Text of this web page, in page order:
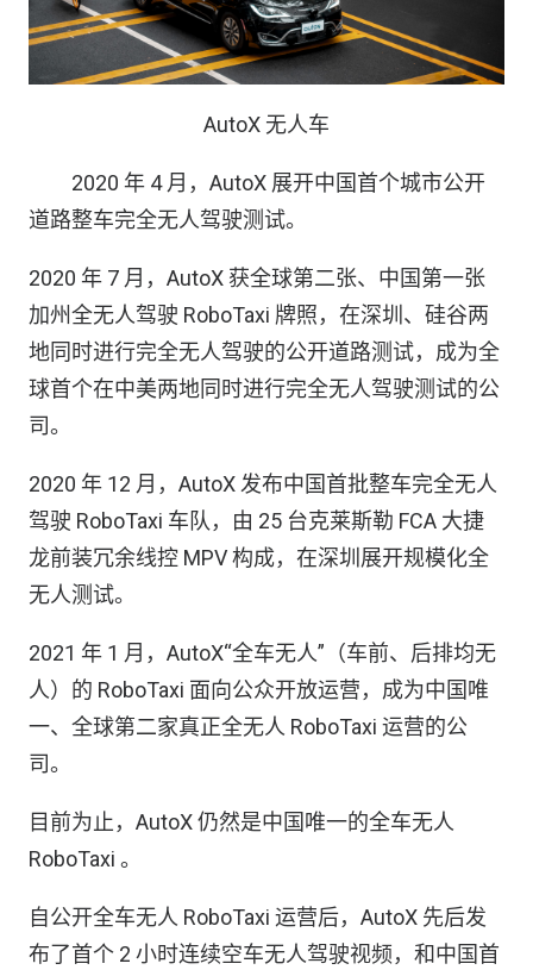
AutoX 无人车
2020 年 4 月，AutoX 展开中国首个城市公开
道路整车完全无人驾驶测试。
2020 年 7 月，AutoX 获全球第二张、中国第一张
加州全无人驾驶 RoboTaxi 牌照，在深圳、硅谷两
地同时进行完全无人驾驶的公开道路测试，成为全
球首个在中美两地同时进行完全无人驾驶测试的公
司。
2020 年 12 月，AutoX 发布中国首批整车完全无人
驾驶 RoboTaxi 车队，由 25 台克莱斯勒 FCA 大捷
龙前装冗余线控 MPV 构成，在深圳展开规模化全
无人测试。
2021 年 1 月，AutoX“全车无人”（车前、后排均无
人）的 RoboTaxi 面向公众开放运营，成为中国唯
一、全球第二家真正全无人 RoboTaxi 运营的公
司。
目前为止，AutoX 仍然是中国唯一的全车无人
RoboTaxi 。
自公开全车无人 RoboTaxi 运营后，AutoX 先后发
布了首个 2 小时连续空车无人驾驶视频，和中国首